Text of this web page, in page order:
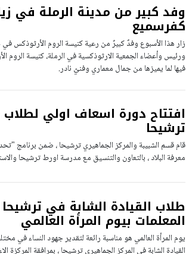
وفد كبير من مدينة الرملة في
كفرسميع
زار هذا الأسبوع وفدٌ كبيرٌ من رعية كنيسة الروم الأرثوذكس
ورئيس وأعضاء الجمعية الارثوذكسية في الرملة، كنيسة الروم
فيها لما يميزها من جمال معماري وفنيّ نادر.
افتتاح دورة اسعاف اولي
ترشيحا
قام قسم الشبيبة والمركز الجماهيري ترشيحا ، ضمن برنامج
معرفة البلاد ، بالتعاون والتنسيق مع مدرسة اورط ترشيحا
طلاب القيادة الشابة في
المعلمات بيوم المرأة العالمي
يوم المرأة العالمي هو مناسبة رائعة لتقدير جهود النساء في
القيادة الشابة في المركز الجماهيري ترشيحا ، بمرافقة المركزة